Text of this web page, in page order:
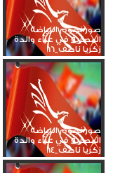
صور نجوم الرياضة
المصرية في عزاء والدة
زكريا ناصف_66
صور نجوم الرياضة
المصرية في عزاء والدة
زكريا ناصف_64